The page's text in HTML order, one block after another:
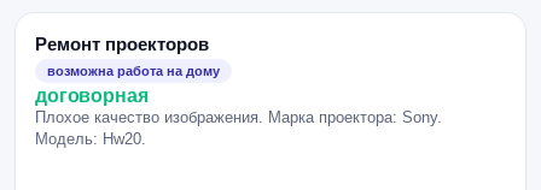
Ремонт проекторов
возможна работа на дому
договорная
Плохое качество изображения. Марка проектора: Sony.
Модель: Hw20.